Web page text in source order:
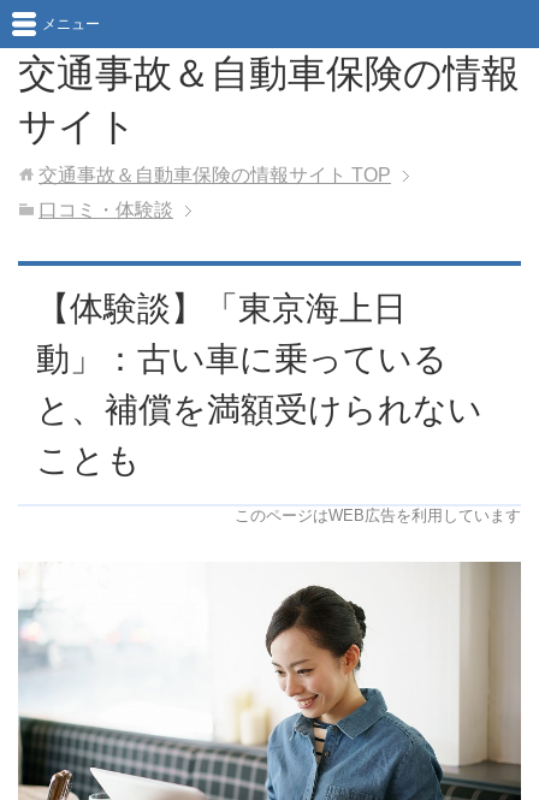
交通事故＆自動車保険の情報
サイト
メニュー
交通事故＆自動車保険の情報サイト TOP
口コミ・体験談
【体験談】「東京海上日
動」：古い車に乗っている
と、補償を満額受けられない
ことも
このページはWEB広告を利用しています